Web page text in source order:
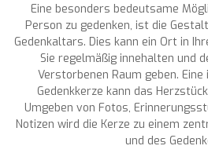
Eine besonders bedeutsame
Person zu gedenken, ist die
Gedenkaltars. Dies kann ein Ort in
Sie regelmäßig innehalten und
Verstorbenen Raum geben.
Gedenkkerze kann das
Umgeben von Fotos,
Notizen wird die Kerze zu einem
und des